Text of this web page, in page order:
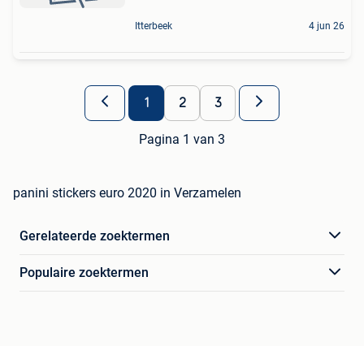
Itterbeek 4 jun 26
1 2 3
Pagina 1 van 3
panini stickers euro 2020 in Verzamelen
Gerelateerde zoektermen
Populaire zoektermen